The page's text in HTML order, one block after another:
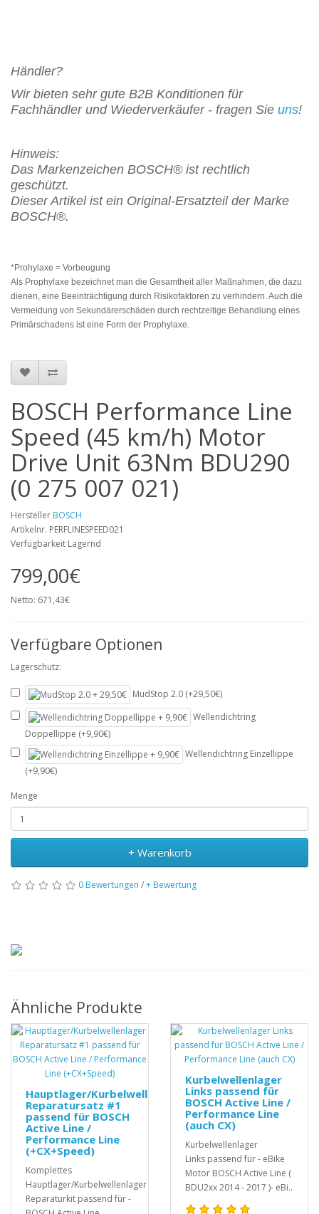
Händler?
Wir bieten sehr gute B2B Konditionen für
Fachhändler und Wiederverkäufer - fragen Sie uns!
Hinweis:
Das Markenzeichen BOSCH® ist rechtlich
geschützt.
Dieser Artikel ist ein Original-Ersatzteil der Marke
BOSCH®.
*Prohylaxe = Vorbeugung
Als Prophylaxe bezeichnet man die Gesamtheit aller Maßnahmen, die dazu
dienen, eine Beeinträchtigung durch Risikofaktoren zu verhindern. Auch die
Vermeidung von Sekundärerschäden durch rechtzeitige Behandlung eines
Primärschadens ist eine Form der Prophylaxe.
BOSCH Performance Line
Speed (45 km/h) Motor
Drive Unit 63Nm BDU290
(0 275 007 021)
Hersteller BOSCH
Artikelnr. PERFLINESPEED021
Verfügbarkeit Lagernd
799,00€
Netto: 671,43€
Verfügbare Optionen
Lagerschutz:
MudStop 2.0 (+29,50€)
Wellendichtring
Doppellippe (+9,90€)
Wellendichtring Einzellippe
(+9,90€)
Menge
+ Warenkorb
0 Bewertungen /+ Bewertung
Ähnliche Produkte
Hauptlager/Kurbelwellenlager
Reparatursatz #1
passend für BOSCH
Active Line /
Performance Line
(+CX+Speed)
Komplettes
Hauptlager/Kurbelwellenlager
Reparaturkit passend für -
Kurbelwellenlager
Links passend für
BOSCH Active Line /
Performance Line
(auch CX)
Kurbelwellenlager
Links passend für - eBike
Motor BOSCH Active Line (
BDU2xx 2014 - 2017 )- eBi..